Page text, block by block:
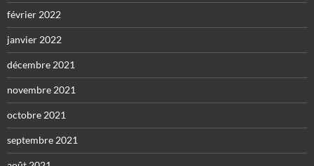
février 2022
janvier 2022
décembre 2021
novembre 2021
octobre 2021
septembre 2021